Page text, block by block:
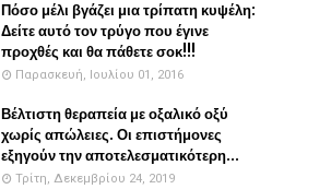
Πόσο μέλι βγάζει μια τρίπατη κυψέλη:
Δείτε αυτό τον τρύγο που έγινε
προχθές και θα πάθετε σοκ!!!
Παρασκευή, Ιουλίου 01, 2016
Βέλτιστη θεραπεία με οξαλικό οξύ
χωρίς απώλειες. Οι επιστήμονες
εξηγούν την αποτελεσματικότερη...
Τρίτη, Δεκεμβρίου 24, 2019